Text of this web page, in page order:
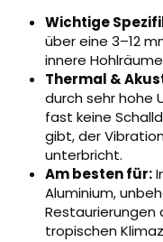
Wichtige
über eine 3–12
innere
Thermal &
durch sehr hohe
fast keine
gibt, der
unterbricht.
Am besten für:
Aluminium,
Restaurierungen
tropischen